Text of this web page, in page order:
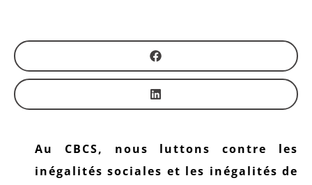
Au CBCS, nous luttons contre les
inégalités sociales et les inégalités de